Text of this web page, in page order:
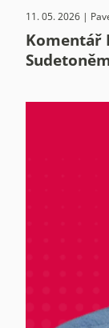
11. 05. 2026 |
Komentář